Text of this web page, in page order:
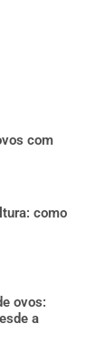
com
como
ovos:
a